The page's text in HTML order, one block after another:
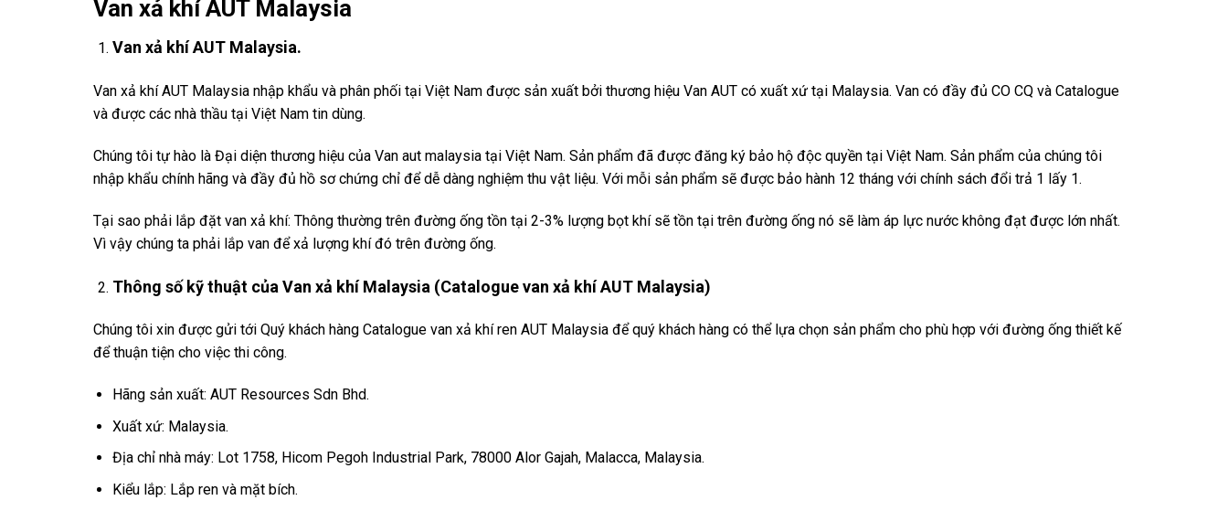
Van xả khí AUT Malaysia
Van xả khí AUT Malaysia.
Van xả khí AUT Malaysia nhập khẩu và phân phối tại Việt Nam được sản xuất bởi thương hiệu Van AUT có xuất xứ tại Malaysia. Van có đầy đủ CO CQ và Catalogue
và được các nhà thầu tại Việt Nam tin dùng.
Chúng tôi tự hào là Đại diện thương hiệu của Van aut malaysia tại Việt Nam. Sản phẩm đã được đăng ký bảo hộ độc quyền tại Việt Nam. Sản phẩm của chúng tôi
nhập khẩu chính hãng và đầy đủ hồ sơ chứng chỉ để dễ dàng nghiệm thu vật liệu. Với mỗi sản phẩm sẽ được bảo hành 12 tháng với chính sách đổi trả 1 lấy 1.
Tại sao phải lắp đặt van xả khí: Thông thường trên đường ống tồn tại 2-3% lượng bọt khí sẽ tồn tại trên đường ống nó sẽ làm áp lực nước không đạt được lớn nhất.
Vì vậy chúng ta phải lắp van để xả lượng khí đó trên đường ống.
Thông số kỹ thuật của Van xả khí Malaysia (Catalogue van xả khí AUT Malaysia)
Chúng tôi xin được gửi tới Quý khách hàng Catalogue van xả khí ren AUT Malaysia để quý khách hàng có thể lựa chọn sản phẩm cho phù hợp với đường ống thiết kế
để thuận tiện cho việc thi công.
Hãng sản xuất: AUT Resources Sdn Bhd.
Xuất xứ: Malaysia.
Địa chỉ nhà máy: Lot 1758, Hicom Pegoh Industrial Park, 78000 Alor Gajah, Malacca, Malaysia.
Kiểu lắp: Lắp ren và mặt bích.